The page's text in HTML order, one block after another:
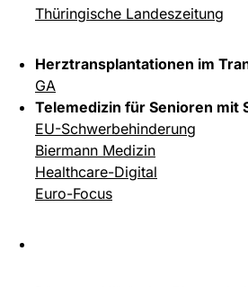
Thüringische Landeszeitung
Herztransplantationen im
GA
Telemedizin für Senioren mit
EU-Schwerbehinderung
Biermann Medizin
Healthcare-Digital
Euro-Focus